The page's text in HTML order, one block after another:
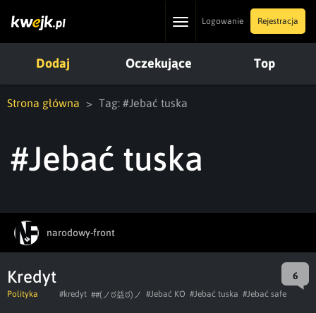
ToggleLogowanie Rejestracja
Dodaj Oczekujące Top
Strona główna Tag: #Jebać tuska
#Jebać tuska
narodowy-front
Kredyt 6
Polityka #kredyt ##(ノಠ益ಠ)ノ #Jebać KO #Jebać tuska #Jebać safe